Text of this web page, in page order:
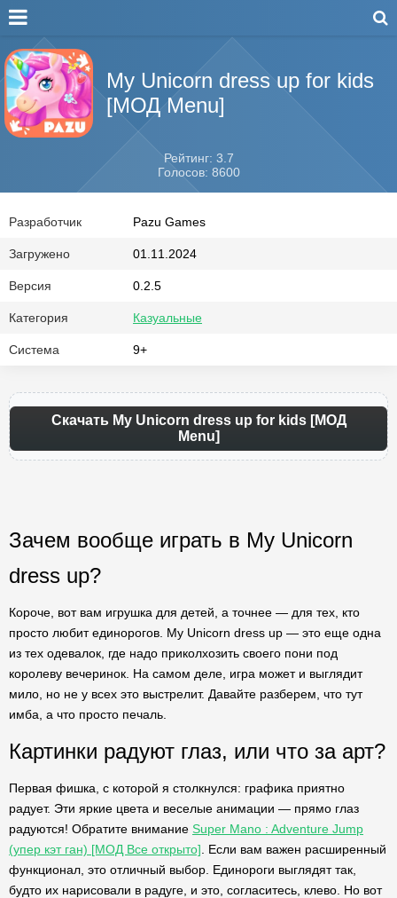
My Unicorn dress up for kids
[МОД Menu]
Рейтинг: 3.7
Голосов: 8600
Разработчик Pazu Games
Загружено 01.11.2024
Версия 0.2.5
Категория Казуальные
Система 9+
Скачать My Unicorn dress up for kids [МОД
Menu]
Зачем вообще играть в My Unicorn
dress up?
Короче, вот вам игрушка для детей, а точнее — для тех, кто
просто любит единорогов. My Unicorn dress up — это еще одна
из тех одевалок, где надо приколхозить своего пони под
королеву вечеринок. На самом деле, игра может и выглядит
мило, но не у всех это выстрелит. Давайте разберем, что тут
имба, а что просто печаль.
Картинки радуют глаз, или что за арт?
Первая фишка, с которой я столкнулся: графика приятно
радует. Эти яркие цвета и веселые анимации — прямо глаз
радуются! Обратите внимание Super Mano : Adventure Jump
(упер кэт ган) [МОД Все открыто] . Если вам важен расширенный
функционал, это отличный выбор. Единороги выглядят так,
будто их нарисовали в радуге, и это, согласитесь, клево. Но вот